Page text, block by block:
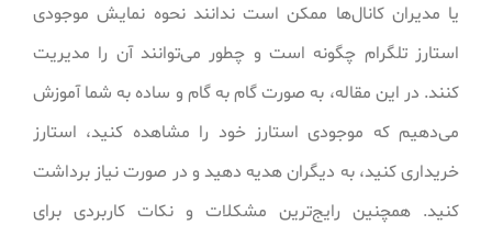
یا مدیران کانال‌ها ممکن است ندانند نحوه نمایش موجودی
استارز تلگرام چگونه است و چطور می‌توانند آن را مدیریت
کنند. در این مقاله، به صورت گام به گام و ساده به شما آموزش
می‌دهیم که موجودی استارز خود را مشاهده کنید، استارز
خریداری کنید، به دیگران هدیه دهید و در صورت نیاز برداشت
کنید. همچنین رایج‌ترین مشکلات و نکات کاربردی برای